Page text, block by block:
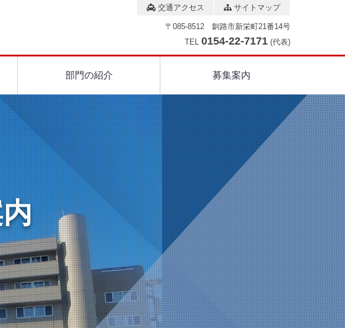
交通アクセス サイトマップ
〒085-8512 釧路市新栄町21番14号
TEL 0154-22-7171 (代表)
部門の紹介 募集案内